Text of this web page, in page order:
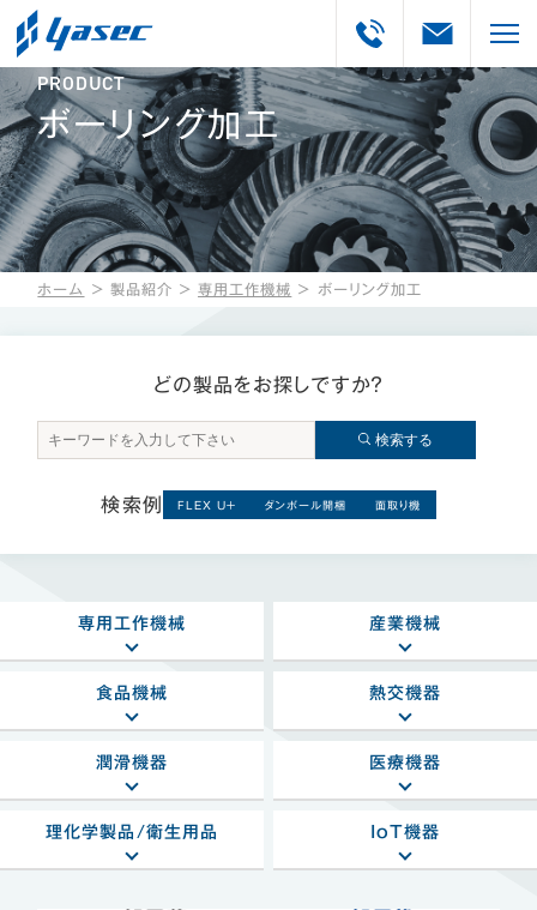
PRODUCT
ボーリング加工
ホーム ＞ 製品紹介 ＞専用工作機械 ＞ ボーリング加工
どの製品をお探しですか？
検索する
検索例 FLEX U＋ ダンボール開梱 面取り機
専用工作機械 産業機械
食品機械 熱交機器
潤滑機器 医療機器
理化学製品/衛生用品 IoT機器